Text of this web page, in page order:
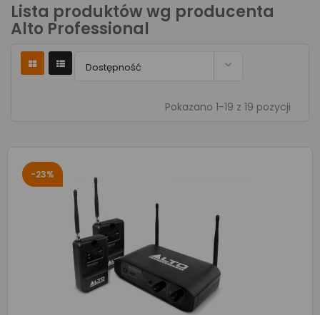
Lista produktów wg producenta
Alto Professional
Dostępność 
Pokazano 1-19 z 19 pozycji
-23%